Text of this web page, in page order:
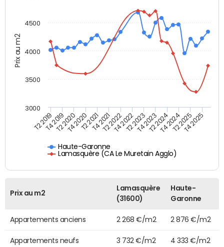
Prix au m2
Haute-Garonne
Lamasquère (CA Le Muretain Agglo)
T2 2019T4 2019T2 2020T4 2020T2 2021T4 2021T2 2022T4 2022T2 2023T4 2023T2 2024T4 2024T2 2025T4 2025
3000
3500
4000
4500
Prix au m2
Lamasquère
(31600)
Haute-
Garonne
Appartements anciens 2 268 €/m2 2 876 €/m2
Appartements neufs 3 732 €/m2 4 333 €/m2